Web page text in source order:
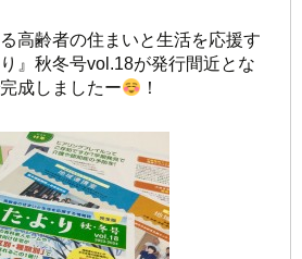
高齢者の住まいと生活を応援す
』秋冬号vol.18が発行間近とな
成しましたー
！